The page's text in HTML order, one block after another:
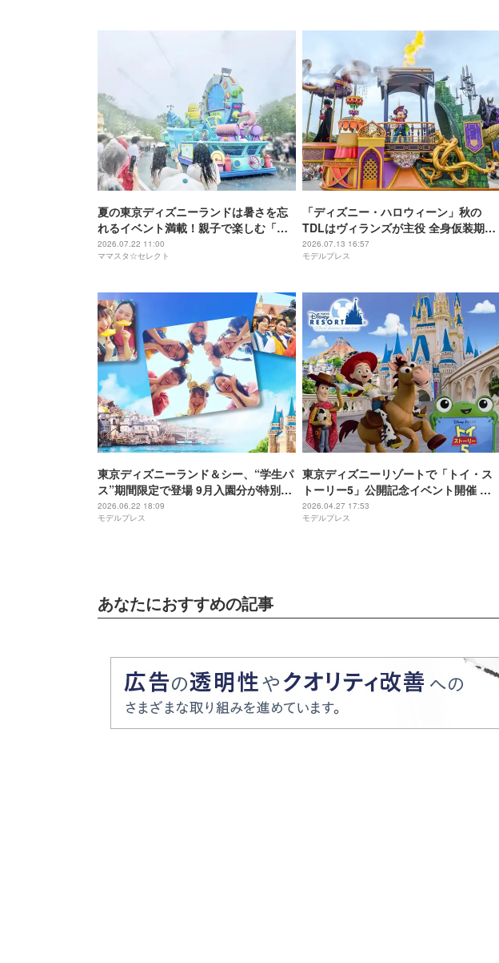
夏の東京ディズニーランドは暑さを忘
れるイベント満載！親子で楽しむ「サ
マー・クールオフ」開催中
2026.07.22 11:00
ママスタ☆セレクト
「ディズニー・ハロウィーン」秋の
TDLはヴィランズが主役 全身仮装期間
や限定グッズも公開
2026.07.13 16:57
モデルプレス
東京ディズニーランド＆シー、“学生パ
ス”期間限定で登場 9月入園分が特別価
格に
2026.06.22 18:09
モデルプレス
東京ディズニーリゾートで「トイ・ス
トーリー5」公開記念イベント開催 グ
ッズ・メニュー、ホテル連動企画も
2026.04.27 17:53
モデルプレス
あなたにおすすめの記事